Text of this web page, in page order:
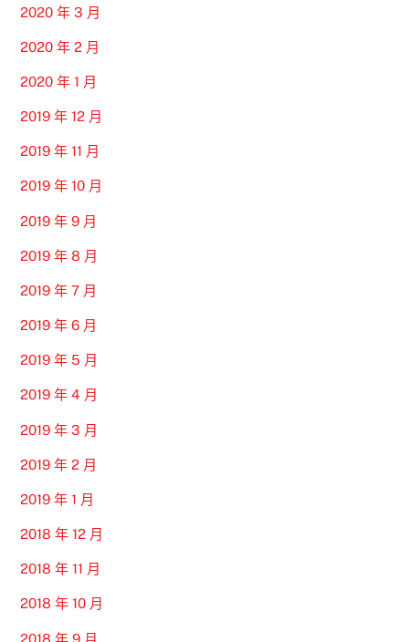
2020 年 3 月
2020 年 2 月
2020 年 1 月
2019 年 12 月
2019 年 11 月
2019 年 10 月
2019 年 9 月
2019 年 8 月
2019 年 7 月
2019 年 6 月
2019 年 5 月
2019 年 4 月
2019 年 3 月
2019 年 2 月
2019 年 1 月
2018 年 12 月
2018 年 11 月
2018 年 10 月
2018 年 9 月